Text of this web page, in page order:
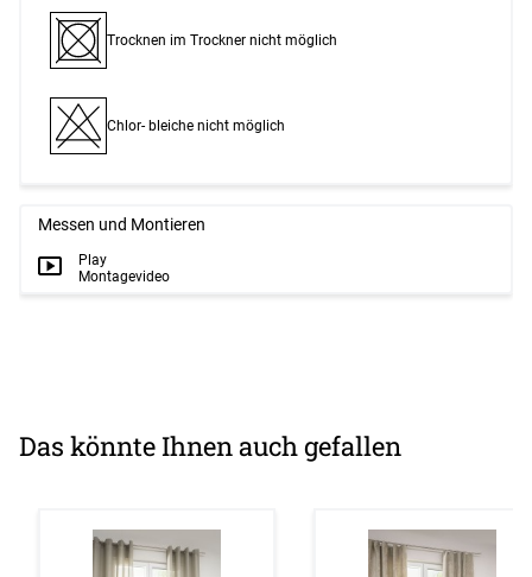
Trocknen im Trockner nicht möglich
Chlor- bleiche nicht möglich
Messen und Montieren
Play
Montagevideo
Das könnte Ihnen auch gefallen